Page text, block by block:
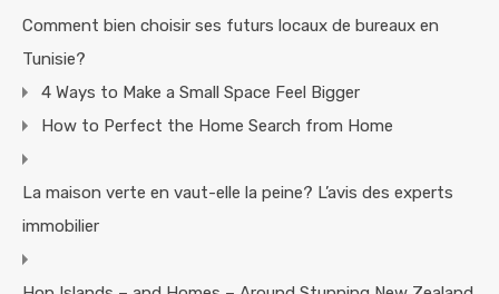
Comment bien choisir ses futurs locaux de bureaux en
Tunisie?
4 Ways to Make a Small Space Feel Bigger
How to Perfect the Home Search from Home
La maison verte en vaut-elle la peine? L’avis des experts
immobilier